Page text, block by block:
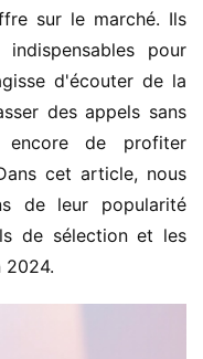
sur le marché. Ils
pour
d'écouter de la
des appels sans
de profiter
cet article, nous
de leur popularité
de sélection et les
2024.